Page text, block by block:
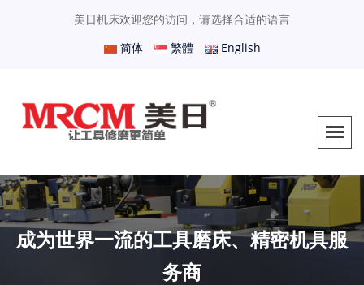
美日机床欢迎您的访问，请选择合适的语言
简体
繁體 English
成为世界一流的工具磨床、精密机具服
务商